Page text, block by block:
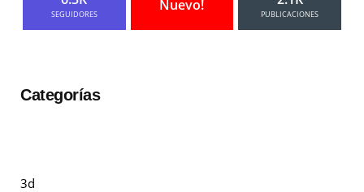
SEGUIDORES
Nuevo!
PUBLICACIONES
Categorías
3d